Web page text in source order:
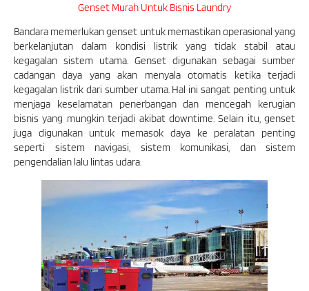
Genset Murah Untuk Bisnis Laundry
Bandara memerlukan genset untuk memastikan operasional yang
berkelanjutan dalam kondisi listrik yang tidak stabil atau
kegagalan sistem utama. Genset digunakan sebagai sumber
cadangan daya yang akan menyala otomatis ketika terjadi
kegagalan listrik dari sumber utama. Hal ini sangat penting untuk
menjaga keselamatan penerbangan dan mencegah kerugian
bisnis yang mungkin terjadi akibat downtime. Selain itu, genset
juga digunakan untuk memasok daya ke peralatan penting
seperti sistem navigasi, sistem komunikasi, dan sistem
pengendalian lalu lintas udara.